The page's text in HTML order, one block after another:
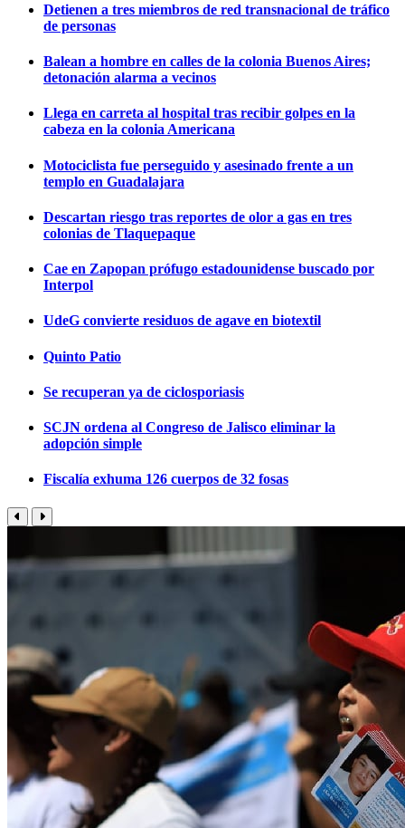
Detienen a tres miembros de red transnacional de tráfico
de personas
Balean a hombre en calles de la colonia Buenos Aires;
detonación alarma a vecinos
Llega en carreta al hospital tras recibir golpes en la
cabeza en la colonia Americana
Motociclista fue perseguido y asesinado frente a un
templo en Guadalajara
Descartan riesgo tras reportes de olor a gas en tres
colonias de Tlaquepaque
Cae en Zapopan prófugo estadounidense buscado por
Interpol
UdeG convierte residuos de agave en biotextil
Quinto Patio
Se recuperan ya de ciclosporiasis
SCJN ordena al Congreso de Jalisco eliminar la
adopción simple
Fiscalía exhuma 126 cuerpos de 32 fosas